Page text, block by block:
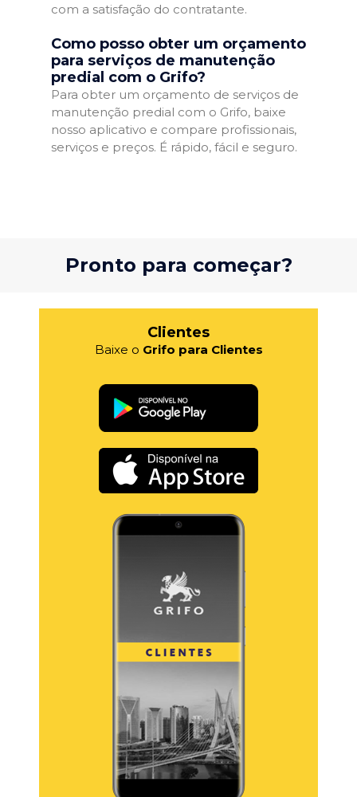
com a satisfação do contratante.
Como posso obter um orçamento
para serviços de manutenção
predial com o Grifo?
Para obter um orçamento de serviços de
manutenção predial com o Grifo, baixe
nosso aplicativo e compare profissionais,
serviços e preços. É rápido, fácil e seguro.
Pronto para começar?
Clientes
Baixe o Grifo para Clientes